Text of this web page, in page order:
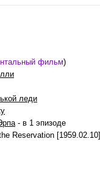
фильм)
леди
- в 1 эпизоде
Reservation [1959.02.10]